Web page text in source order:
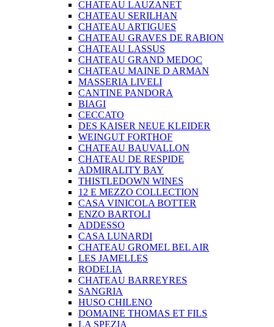
CHATEAU LAUZANET
CHATEAU SERILHAN
CHATEAU ARTIGUES
CHATEAU GRAVES DE RABION
CHATEAU LASSUS
CHATEAU GRAND MEDOC
CHATEAU MAINE D ARMAN
MASSERIA LIVELI
CANTINE PANDORA
BIAGI
CECCATO
DES KAISER NEUE KLEIDER
WEINGUT FORTHOF
CHATEAU BAUVALLON
CHATEAU DE RESPIDE
ADMIRALITY BAY
THISTLEDOWN WINES
12 E MEZZO COLLECTION
CASA VINICOLA BOTTER
ENZO BARTOLI
ADDESSO
CASA LUNARDI
CHATEAU GROMEL BEL AIR
LES JAMELLES
RODELIA
CHATEAU BARREYRES
SANGRIA
HUSO CHILENO
DOMAINE THOMAS ET FILS
LA SPEZIA